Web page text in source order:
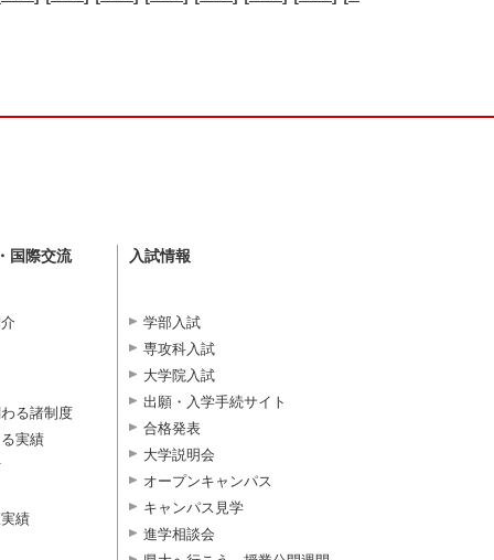
国際交流
る諸制度
実績
績
入試情報
学部入試
専攻科入試
大学院入試
出願・入学手続サイト
合格発表
大学説明会
オープンキャンパス
キャンパス見学
進学相談会